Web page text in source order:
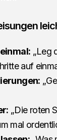
„Leg
auf
„Die roten
mal